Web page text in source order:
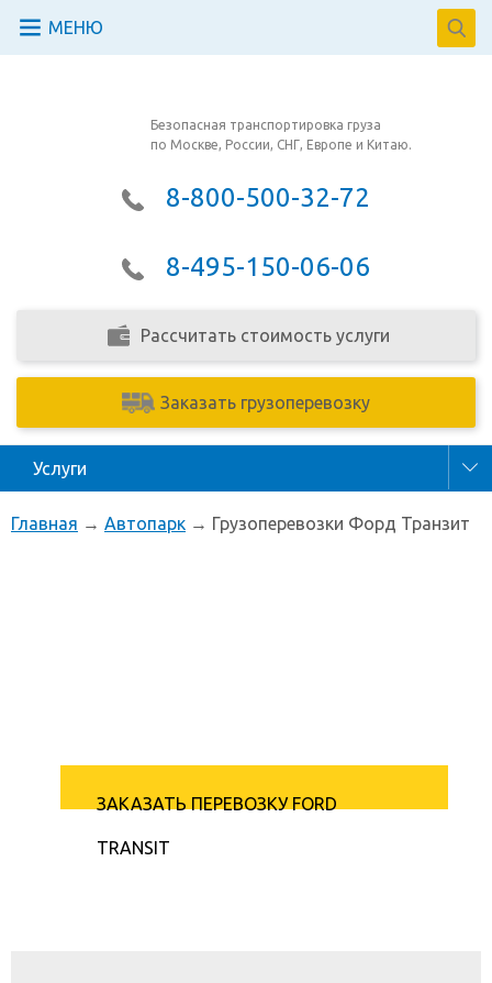
МЕНЮ
Безопасная транспортировка груза
по Москве, России, СНГ, Европе и Китаю.
8-800-500-32-72
8-495-150-06-06
Рассчитать стоимость услуги
Заказать грузоперевозку
Услуги
Главная → Автопарк → Грузоперевозки Форд Транзит
ЗАКАЗАТЬ ПЕРЕВОЗКУ FORD
TRANSIT